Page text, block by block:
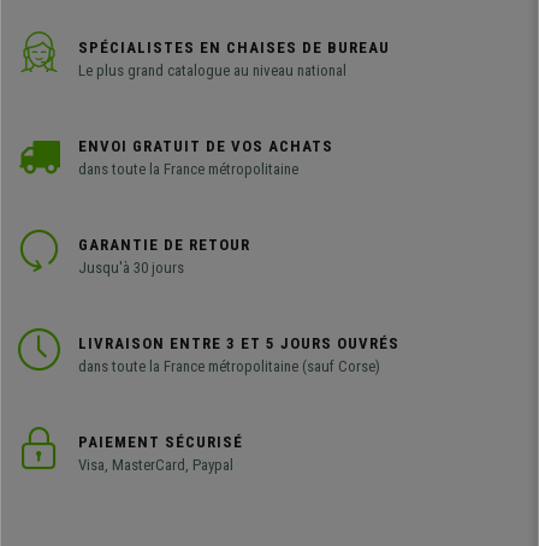
SPÉCIALISTES EN CHAISES DE BUREAU
Le plus grand catalogue au niveau national
ENVOI GRATUIT DE VOS ACHATS
dans toute la France métropolitaine
GARANTIE DE RETOUR
Jusqu'à 30 jours
LIVRAISON ENTRE 3 ET 5 JOURS OUVRÉS
dans toute la France métropolitaine (sauf Corse)
PAIEMENT SÉCURISÉ
Visa, MasterCard, Paypal